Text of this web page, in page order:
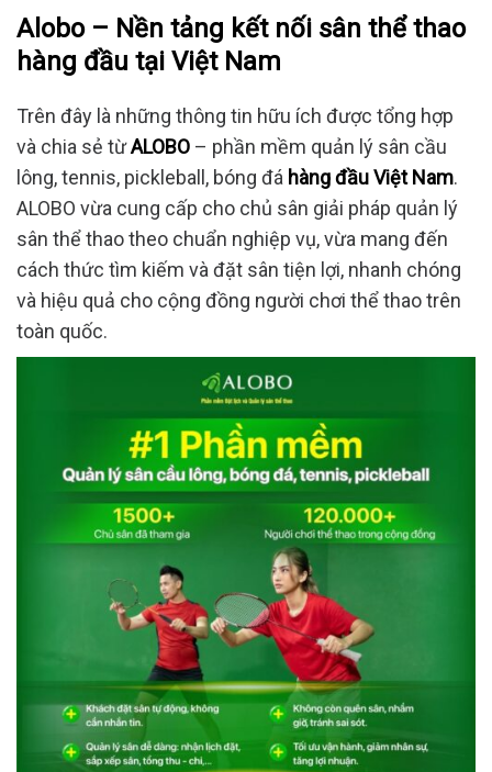
Alobo – Nền tảng kết nối sân thể thao
hàng đầu tại Việt Nam
Trên đây là những thông tin hữu ích được tổng hợp
và chia sẻ từALOBO – phần mềm quản lý sân cầu
lông, tennis, pickleball, bóng đá hàng đầu Việt Nam.
ALOBO vừa cung cấp cho chủ sân giải pháp quản lý
sân thể thao theo chuẩn nghiệp vụ, vừa mang đến
cách thức tìm kiếm và đặt sân tiện lợi, nhanh chóng
và hiệu quả cho cộng đồng người chơi thể thao trên
toàn quốc.